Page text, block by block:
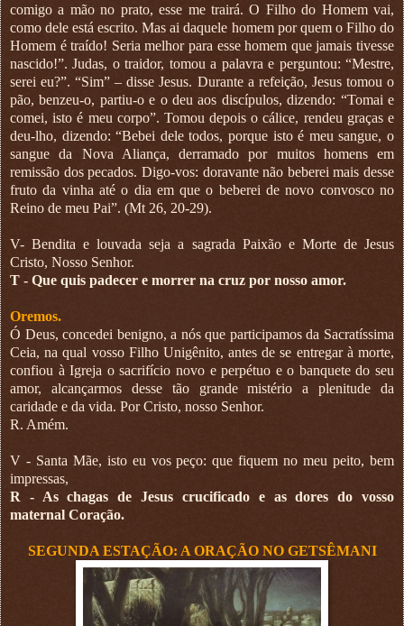
comigo a mão no prato, esse me trairá. O Filho do Homem vai,
como dele está escrito. Mas ai daquele homem por quem o Filho do
Homem é traído! Seria melhor para esse homem que jamais tivesse
nascido!”. Judas, o traidor, tomou a palavra e perguntou: “Mestre,
serei eu?”. “Sim” – disse Jesus. Durante a refeição, Jesus tomou o
pão, benzeu-o, partiu-o e o deu aos discípulos, dizendo: “Tomai e
comei, isto é meu corpo”. Tomou depois o cálice, rendeu graças e
deu-lho, dizendo: “Bebei dele todos, porque isto é meu sangue, o
sangue da Nova Aliança, derramado por muitos homens em
remissão dos pecados. Digo-vos: doravante não beberei mais desse
fruto da vinha até o dia em que o beberei de novo convosco no
Reino de meu Pai”. (Mt 26, 20-29).
V- Bendita e louvada seja a sagrada Paixão e Morte de Jesus
Cristo, Nosso Senhor.
T - Que quis padecer e morrer na cruz por nosso amor.
Oremos.
Ó Deus, concedei benigno, a nós que participamos da Sacratíssima
Ceia, na qual vosso Filho Unigênito, antes de se entregar à morte,
confiou à Igreja o sacrifício novo e perpétuo e o banquete do seu
amor, alcançarmos desse tão grande mistério a plenitude da
caridade e da vida. Por Cristo, nosso Senhor.
R. Amém.
V - Santa Mãe, isto eu vos peço: que fiquem no meu peito, bem
impressas,
R - As chagas de Jesus crucificado e as dores do vosso
maternal Coração.
SEGUNDA ESTAÇÃO: A ORAÇÃO NO GETSÊMANI